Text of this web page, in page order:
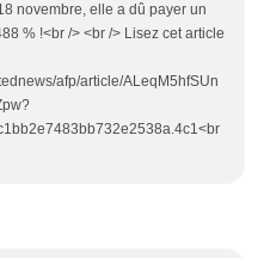
novembre, elle a dû payer un
% !<br /> <br /> Lisez cet article
afp/article/ALeqM5hfSUn